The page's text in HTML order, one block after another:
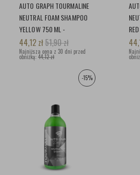
AUTO GRAPH TOURMALINE
NEUTRAL FOAM SHAMPOO
YELLOW 750 ML -
NEUTRALNY SZAMPON
44,12 zł51,90zł
Najniższa cena z 30 dni przed
obniżką: 44,12 zł
-15%